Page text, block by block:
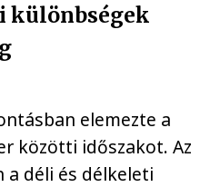
különbségek
elemezte a
közötti időszakot. Az
a déli és délkeleti